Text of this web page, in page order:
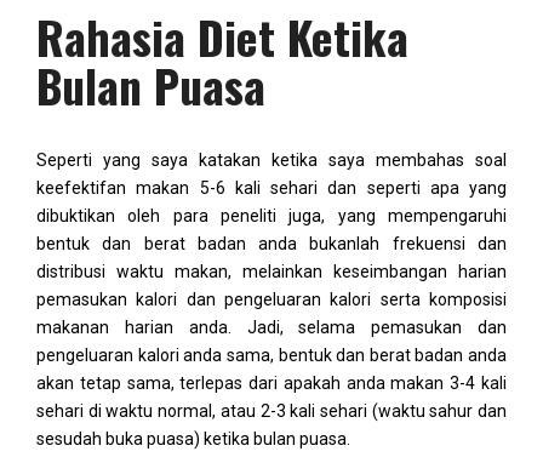
Rahasia Diet Ketika
Bulan Puasa
Seperti yang saya katakan ketika saya membahas soal
keefektifan makan 5-6 kali sehari dan seperti apa yang
dibuktikan oleh para peneliti juga, yang mempengaruhi
bentuk dan berat badan anda bukanlah frekuensi dan
distribusi waktu makan, melainkan keseimbangan harian
pemasukan kalori dan pengeluaran kalori serta komposisi
makanan harian anda. Jadi, selama pemasukan dan
pengeluaran kalori anda sama, bentuk dan berat badan anda
akan tetap sama, terlepas dari apakah anda makan 3-4 kali
sehari di waktu normal, atau 2-3 kali sehari (waktu sahur dan
sesudah buka puasa) ketika bulan puasa.